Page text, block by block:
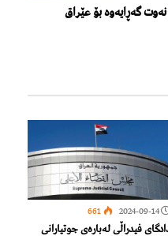
گەڕایەوە بۆ عێراق
2024-09-14
661
فیدراڵی لەبارەی جوتیارانی